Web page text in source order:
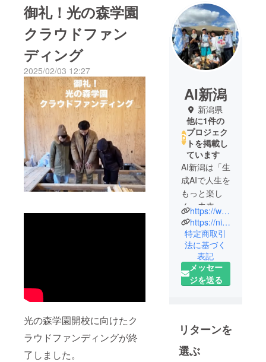
御礼！光の森学園
クラウドファン
ディング
2025/02/03 12:27
光の森学園開校に向けたク
ラウドファンディングが終
了しました。
AI新潟
新潟県
他に1件の
プロジェク
トを掲載し
ています
AI新潟は「生
成AIで人生を
もっと楽し
く、未来を
もっと豊か
に」を掲げ
る新潟発の
生成AIコミュ
ニティで
す。中心メ
ら学生まで
多彩なメン
バーが集
https://www.wp.ainiigata.com/?ulpb_post=ai-niigata
https://niigata-ai-cultural-festival-726126137890.us-west1.run.app/
特定商取引
法に基づく
表記
メッセー
ジを送る
リターンを
選ぶ